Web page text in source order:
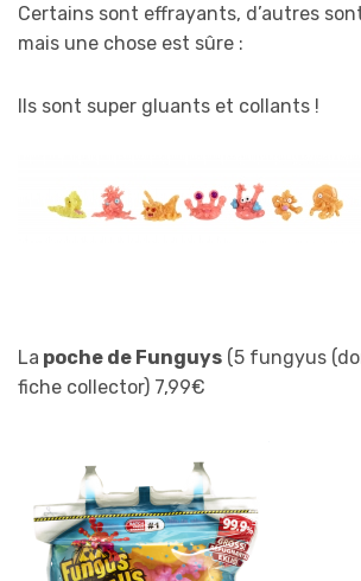
Certains sont effrayants, d’autres
mais une chose est sûre :
Ils sont super gluants et collants !
La poche de Funguys (5 fungyus
fiche collector) 7,99€